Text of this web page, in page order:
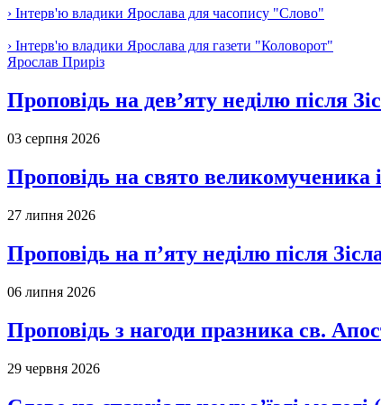
› Інтерв'ю владики Ярослава для часопису "Слово"
› Інтерв'ю владики Ярослава для газети "Коловорот"
Ярослав Приріз
Проповідь на дев’яту неділю після
03 серпня 2026
Проповідь на свято великомученика
27 липня 2026
Проповідь на п’яту неділю після
06 липня 2026
Проповідь з нагоди празника св.
29 червня 2026